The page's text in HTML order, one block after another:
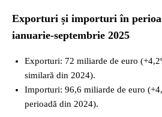
Exporturi și importuri în
ianuarie‑septembrie 2025
Exporturi: 72 miliarde de euro
similară din 2024).
Importuri: 96,6 miliarde de euro
perioadă din 2024).